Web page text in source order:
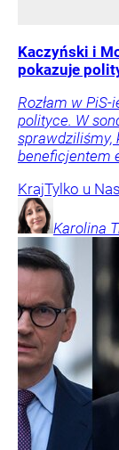
Kaczyński i
pokazuje
Rozłam w
polityce. W
sprawdziliśmy,
beneficjentem
KrajTylko u Nas
Karolina